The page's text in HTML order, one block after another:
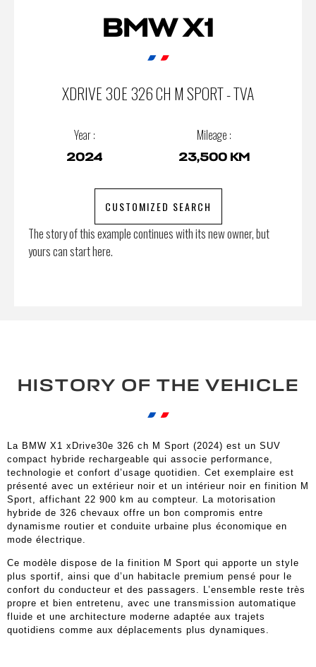
BMW X1
XDRIVE 30E 326 CH M SPORT - TVA
Year :
2024
Mileage :
23,500 KM
CUSTOMIZED SEARCH
The story of this example continues with its new owner, but
yours can start here.
HISTORY OF THE VEHICLE
La BMW X1 xDrive30e 326 ch M Sport (2024) est un SUV
compact hybride rechargeable qui associe performance,
technologie et confort d’usage quotidien. Cet exemplaire est
présenté avec un extérieur noir et un intérieur noir en finition M
Sport, affichant 22 900 km au compteur. La motorisation
hybride de 326 chevaux offre un bon compromis entre
dynamisme routier et conduite urbaine plus économique en
mode électrique.
Ce modèle dispose de la finition M Sport qui apporte un style
plus sportif, ainsi que d’un habitacle premium pensé pour le
confort du conducteur et des passagers. L’ensemble reste très
propre et bien entretenu, avec une transmission automatique
fluide et une architecture moderne adaptée aux trajets
quotidiens comme aux déplacements plus dynamiques.